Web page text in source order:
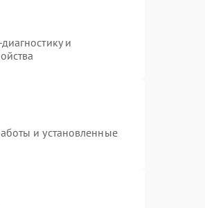
и
и установленные